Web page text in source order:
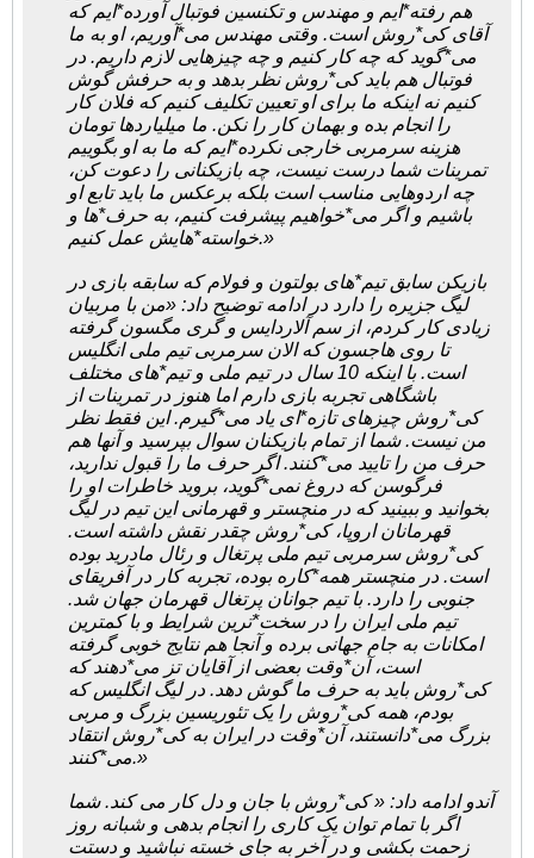
هم رفته*ایم و مهندس و تکنسین فوتبال آورده*ایم که
آقای کی*روش است. وقتی مهندس می*آوریم، او به ما
می*گوید که چه کار کنیم و چه چیزهایی لازم داریم. در
فوتبال هم باید کی*روش نظر بدهد و به حرفش گوش
کنیم نه اینکه ما برای او تعیین تکلیف کنیم که فلان کار
را انجام بده و بهمان کار را نکن. ما میلیاردها تومان
هزینه سرمربی خارجی نکرده*ایم که ما به او بگوییم
تمرینات شما درست نیست، چه بازیکنانی را دعوت کن،
چه اردوهایی مناسب است بلکه برعکس ما باید تابع او
باشیم و اگر می*خواهیم پیشرفت کنیم، به حرف*ها و
خواسته*هایش عمل کنیم.»
بازیکن سابق تیم*های بولتون و فولام که سابقه بازی در
لیگ جزیره را دارد در ادامه توضیح داد: «من با مربیان
زیادی کار کردم، از سم آلاردایس و گری مگسون گرفته
تا روی هاجسون که الان سرمربی تیم ملی انگلیس
است. با اینکه 10 سال در تیم ملی و تیم*های مختلف
باشگاهی تجربه بازی دارم اما هنوز در تمرینات از
کی*روش چیزهای تازه*ای یاد می*گیرم. این فقط نظر
من نیست. شما از تمام بازیکنان سوال بپرسید و آنها هم
حرف من را تایید می*کنند. اگر حرف ما را قبول ندارید،
فرگوسن که دروغ نمی*گوید، بروید خاطرات او را
بخوانید و ببینید که در منچستر و قهرمانی این تیم در لیگ
قهرمانان اروپا، کی*روش چقدر نقش داشته است.
کی*روش سرمربی تیم ملی پرتغال و رئال مادرید بوده
است. در منچستر همه*کاره بوده، تجربه کار در آفریقای
جنوبی را دارد. با تیم جوانان پرتغال قهرمان جهان شد.
تیم ملی ایران را در سخت*ترین شرایط و با کمترین
امکانات به جام جهانی برده و آنجا هم نتایج خوبی گرفته
است، آن*وقت بعضی از آقایان تز می*دهند که
کی*روش باید به حرف ما گوش دهد. در لیگ انگلیس که
بودم، همه کی*روش را یک تئوریسین بزرگ و مربی
بزرگ می*دانستند، آن*وقت در ایران به کی*روش انتقاد
می*کنند.»
آندو ادامه داد: « کی*روش با جان و دل کار می کند. شما
اگر با تمام توان یک کاری را انجام بدهی و شبانه روز
زحمت بکشی و در آخر به جای خسته نباشید و دستت